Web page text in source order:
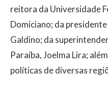
reitora da Universidade
Domiciano; da
Galdino; da
Paraíba, Joelma Lira;
políticas de diversas